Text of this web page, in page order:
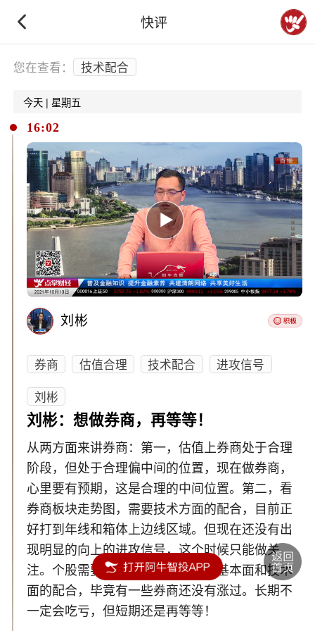
快评
下拉刷新
您在查看： 技术配合
今天 | 星期五
16:02
刘彬
券商 估值合理 技术配合
进攻信号
刘彬
刘彬：想做券商，再等等！
从两方面来讲券商：第一，估值上券商处于合理
阶段，但处于合理偏中间的位置，现在做券商，
心里要有预期，这是合理的中间位置。第二，看
券商板块走势图，需要技术方面的配合，目前正
好打到年线和箱体上边线区域。但现在还没有出
现明显的向上的进攻信号，这个时候只能做关
注。个股需要关注本身质地，以及基本面和技术
面的配合，毕竟有一些券商还没有涨过。长期不
一定会吃亏，但短期还是再等等！